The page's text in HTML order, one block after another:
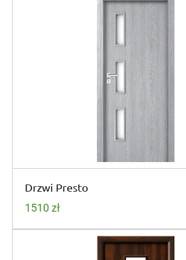
Drzwi Presto
1510 zł